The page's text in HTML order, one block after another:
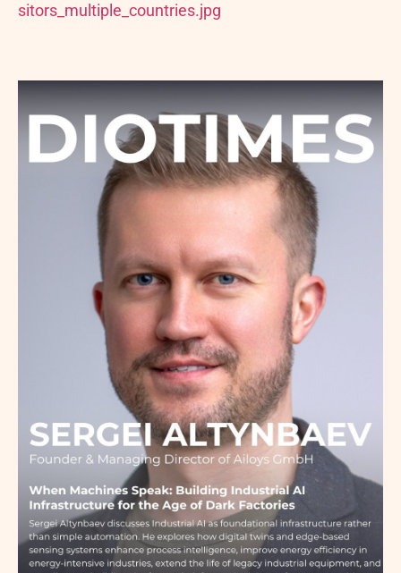
sitors_multiple_countries.jpg